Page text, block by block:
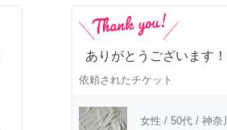
ありがとうございます！
依頼されたチケット
女性 / 50代 / 神奈